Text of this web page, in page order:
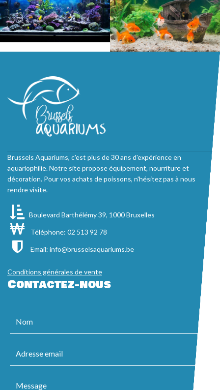
Brussels Aquariums, c'est plus de 30 ans d'expérience en
aquariophilie. Notre site propose équipement, nourriture et
décoration. Pour vos achats de poissons, n'hésitez pas à nous
rendre visite.
Boulevard Barthélémy 39, 1000 Bruxelles
Téléphone: 02 513 92 78
Email: info@brusselsaquariums.be
Conditions générales de vente
Contactez-nous